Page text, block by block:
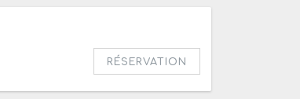
RÉSERVATION